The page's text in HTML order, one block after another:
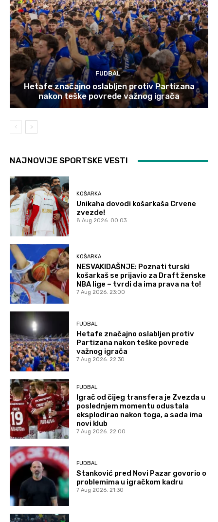
FUDBAL
Hetafe značajno oslabljen protiv Partizana
nakon teške povrede važnog igrača
NAJNOVIJE SPORTSKE VESTI
KOŠARKA
Unikaha dovodi košarkaša Crvene
zvezde!
8 Aug 2026. 00:03
KOŠARKA
NESVAKIDAŠNJE: Poznati turski
košarkaš se prijavio za Draft ženske
NBA lige – tvrdi da ima prava na to!
7 Aug 2026. 23:00
FUDBAL
Hetafe značajno oslabljen protiv
Partizana nakon teške povrede
važnog igrača
7 Aug 2026. 22:30
FUDBAL
Igrač od čijeg transfera je Zvezda u
poslednjem momentu odustala
eksplodirao nakon toga, a sada ima
novi klub
7 Aug 2026. 22:00
FUDBAL
Stanković pred Novi Pazar govorio o
problemima u igračkom kadru
7 Aug 2026. 21:30